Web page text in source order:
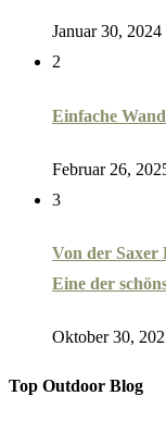
Januar 30, 2024
2
Einfache
Februar 26,
3
Von der Saxer
Eine der
Oktober 30,
Top Outdoor Blog